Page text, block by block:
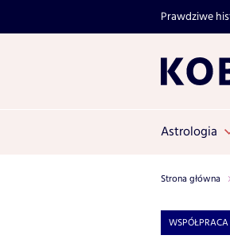
Prawdziwe
Astrologia
Strona główna